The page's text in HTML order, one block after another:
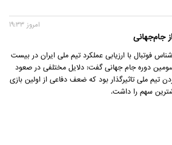
امروز 19:33
فوتبال با ارزیابی عملکرد تیم ملی ایران در بیست
دوره جام جهانی گفت: دلایل مختلفی در صعود
تیم ملی تاثیرگذار بود که ضعف دفاعی از اولین بازی
سهم را داشت.